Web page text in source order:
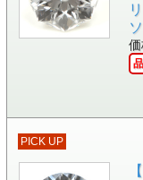
PICK UP